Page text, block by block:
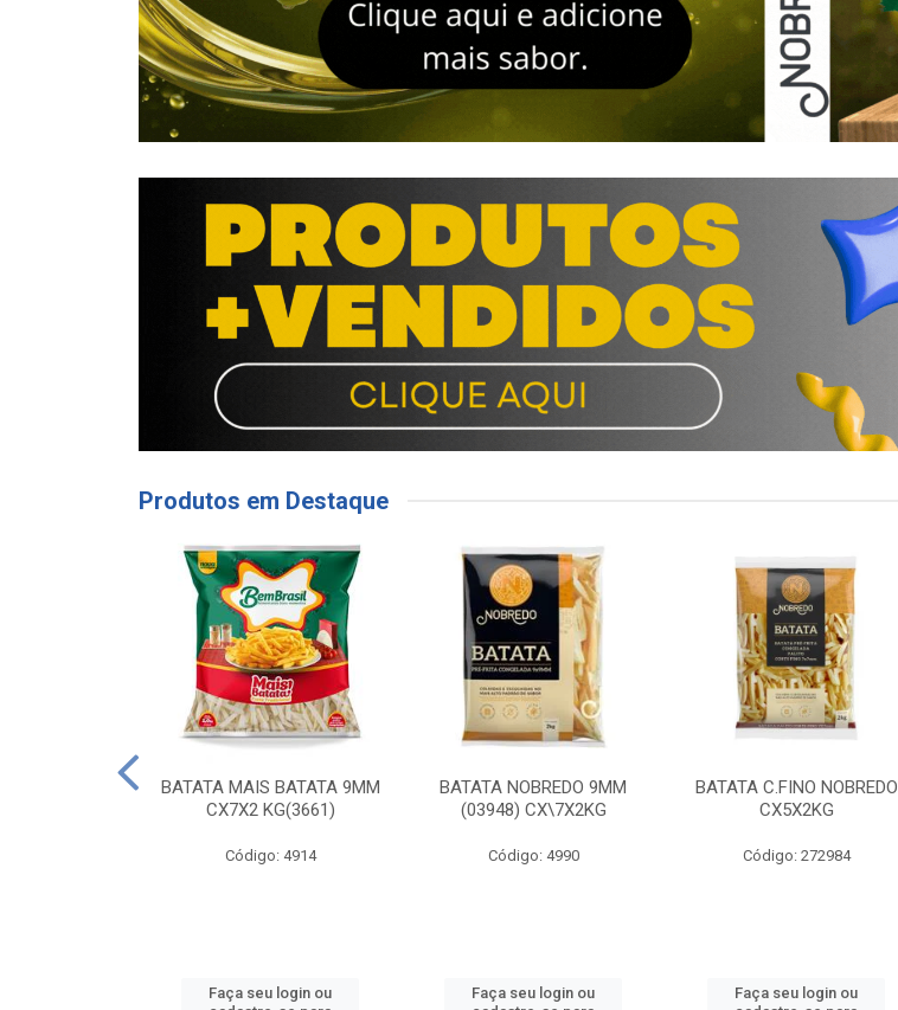
Produtos em Destaque
BATATA MAIS BATATA 9MM
CX7X2 KG(3661)
Código: 4914
Faça seu login ou
BATATA NOBREDO 9MM
(03948) CX\7X2KG
Código: 4990
Faça seu login ou
BATATA C.FINO NOBREDO
CX5X2KG
Código: 272984
Faça seu login ou